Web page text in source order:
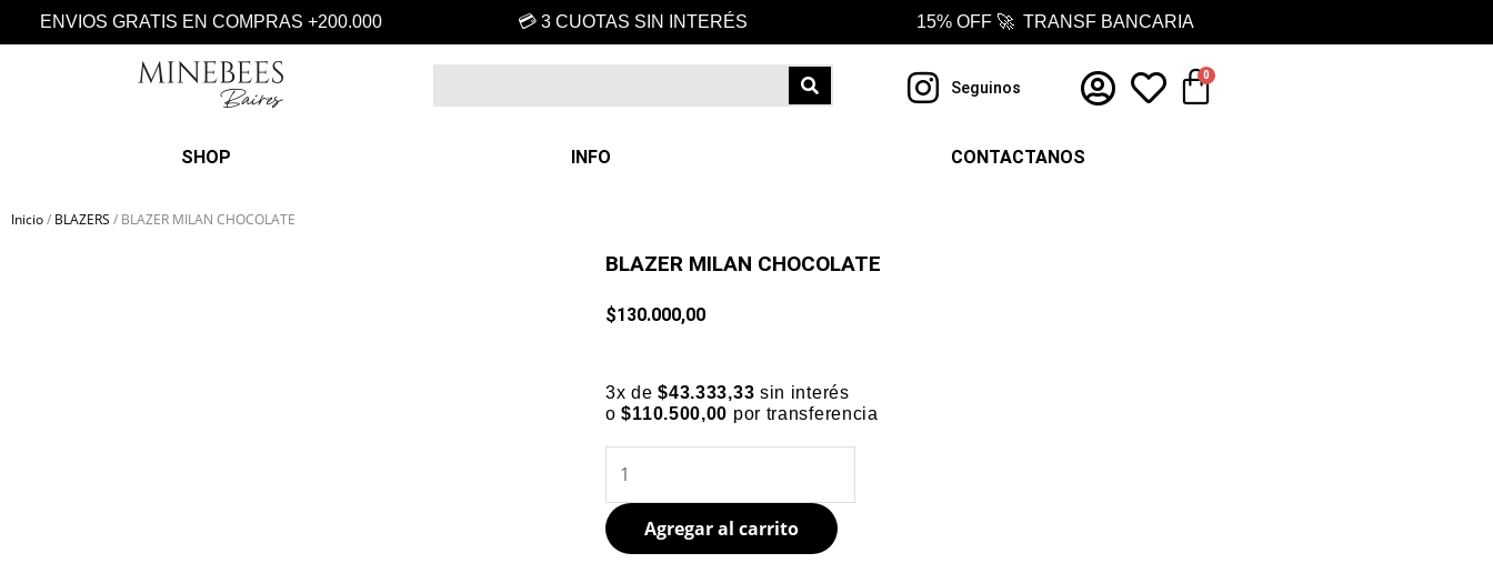
al
ENVIOS GRATIS EN COMPRAS +200.000 💳 3 CUOTAS SIN INTERÉS 15% OFF 🚀 TRANSF BANCARIA
Search
Seguinos
0
Cart
SHOP INFO CONTACTANOS
Inicio/ BLAZERS / BLAZER MILAN CHOCOLATE
BLAZER MILAN CHOCOLATE
$130.000,00
3x de$43.333,33 sin interés
o$110.500,00 por transferencia
MILAN
CHOCOLATE
cantidad
Agregar al carrito